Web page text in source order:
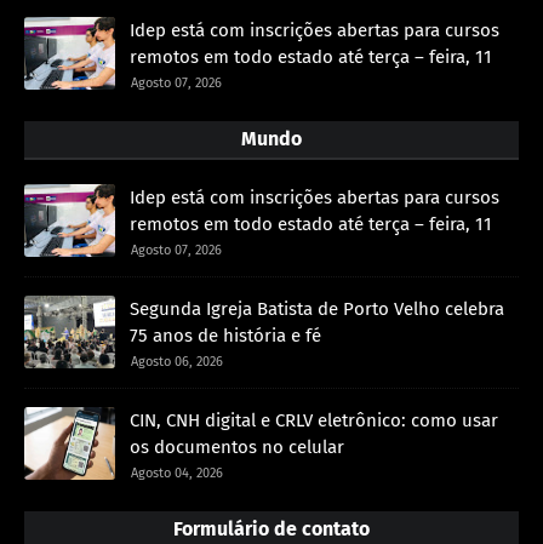
Idep está com inscrições abertas para cursos
remotos em todo estado até terça – feira, 11
Agosto 07, 2026
Mundo
Idep está com inscrições abertas para cursos
remotos em todo estado até terça – feira, 11
Agosto 07, 2026
Segunda Igreja Batista de Porto Velho celebra
75 anos de história e fé
Agosto 06, 2026
CIN, CNH digital e CRLV eletrônico: como usar
os documentos no celular
Agosto 04, 2026
Formulário de contato